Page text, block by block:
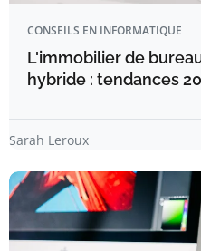
CONSEILS EN INFORMATIQUE
L'immobilier de
hybride : tendances
Sarah Leroux